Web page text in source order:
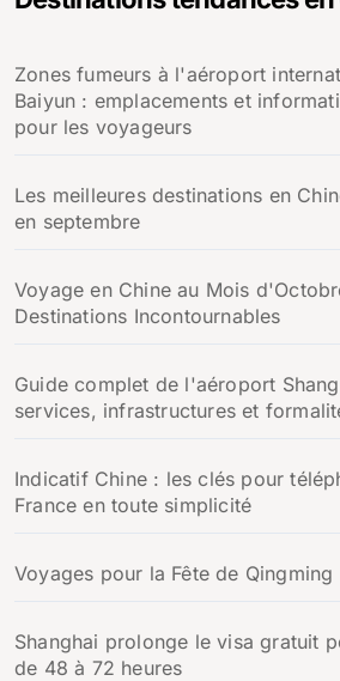
e
r
Zones fumeurs à l'aéroport
Baiyun : emplacements et
pour les voyageurs
Les meilleures destinations en
en septembre
Voyage en Chine au Mois
Destinations Incontournables
Guide complet de l'aéroport
services, infrastructures et
Indicatif Chine : les clés pour
France en toute simplicité
Voyages pour la Fête de Qingming
Shanghai prolonge le visa gratuit
de 48 à 72 heures